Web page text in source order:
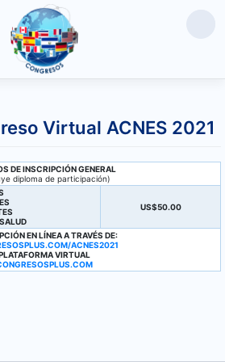
Virtual ACNES 2021
DE INSCRIPCIÓN GENERAL
diploma de participación)
US$50.00
EN LÍNEA A TRAVÉS DE:
ACNES2021
VIRTUAL